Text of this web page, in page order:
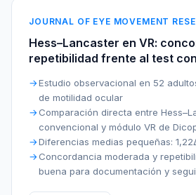
JOURNAL OF EYE MOVEMENT
Hess–Lancaster en VR:
repetibilidad frente al test
Estudio observacional en 52
de motilidad ocular
Comparación directa entre
convencional y módulo VR de
Diferencias medias pequeñas:
Concordancia moderada y
buena para documentación y